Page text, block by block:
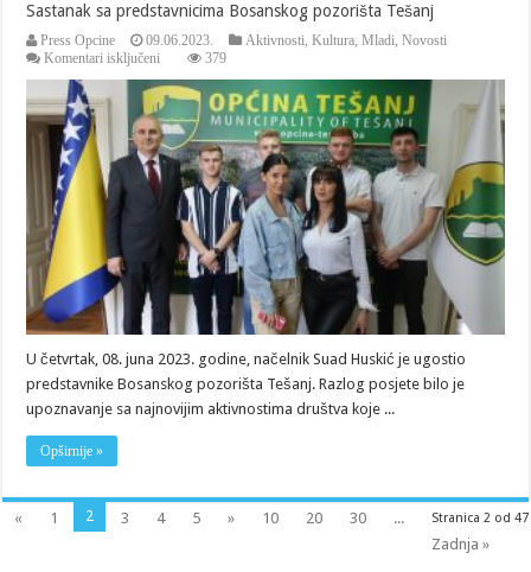
Sastanak sa predstavnicima Bosanskog pozorišta Tešanj
Press Opcine 09.06.2023. Aktivnosti,Kultura,Mladi,Novosti
Komentari isključeni
sa
predstavnicima
Bosanskog
pozorišta
Tešanj
379
U četvrtak, 08. juna 2023. godine, načelnik Suad Huskić je ugostio
predstavnike Bosanskog pozorišta Tešanj. Razlog posjete bilo je
upoznavanje sa najnovijim aktivnostima društva koje ...
Opširnije »
Stranica 2 od 47
« 1 2 3 4 5 » 10 20 30
...
Zadnja »